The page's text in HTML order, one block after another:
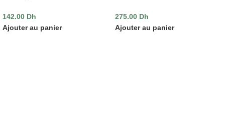
142.00 Dh
Ajouter au panier
275.00 Dh
Ajouter au panier